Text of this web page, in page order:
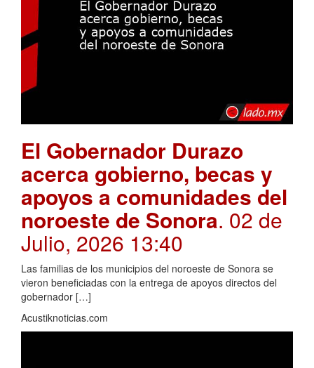
El Gobernador Durazo
acerca gobierno, becas y
apoyos a comunidades del
noroeste de Sonora. 02 de
Julio, 2026 13:40
Las familias de los municipios del noroeste de Sonora se
vieron beneficiadas con la entrega de apoyos directos del
gobernador […]
Acustiknoticias.com